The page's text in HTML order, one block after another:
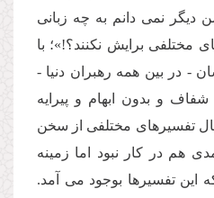
دیگر نمى دانم به چه زبانى
مختلفى برایش نكنند؟!»؛ با
- در بین همه رهبران دنیا -
و بدون ابهام و پیرایه
تفسیرهاى مختلفى از سخن
هم در كار نبود اما زمینه
این تفسیرها بوجود مى آمد.